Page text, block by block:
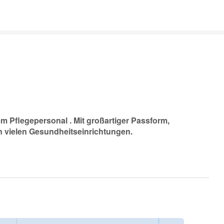
Pflegepersonal . Mit großartiger Passform,
vielen Gesundheitseinrichtungen.